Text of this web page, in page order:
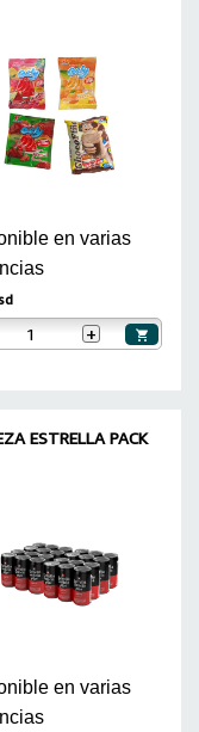
en varias
+
ESTRELLA PACK
en varias